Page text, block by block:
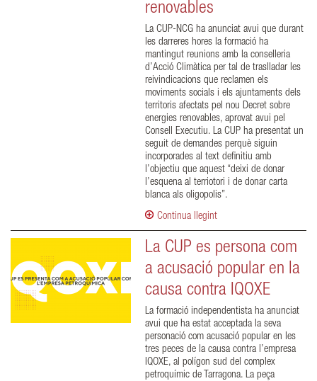
renovables
La CUP-NCG ha anunciat avui que durant
les darreres hores la formació ha
mantingut reunions amb la conselleria
d’Acció Climàtica per tal de traslladar les
reivindicacions que reclamen els
moviments socials i els ajuntaments dels
territoris afectats pel nou Decret sobre
energies renovables, aprovat avui pel
Consell Executiu. La CUP ha presentat un
seguit de demandes perquè siguin
incorporades al text definitiu amb
l’objectiu que aquest “deixi de donar
l’esquena al terriotori i de donar carta
blanca als oligopolis”.
Continua llegint
La CUP es persona com
a acusació popular en la
causa contra IQOXE
La formació independentista ha anunciat
avui que ha estat acceptada la seva
personació com acusació popular en les
tres peces de la causa contra l’empresa
IQOXE, al polígon sud del complex
petroquímic de Tarragona. La peça